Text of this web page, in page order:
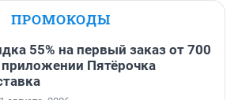
ПРОМОКОДЫ
55% на первый заказ от 700
Пятёрочка